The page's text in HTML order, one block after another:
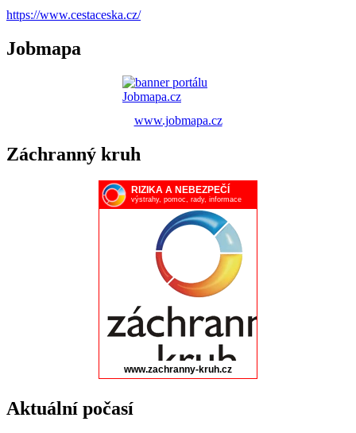
https://www.cestaceska.cz/
Jobmapa
www.jobmapa.cz
Záchranný kruh
Aktuální počasí